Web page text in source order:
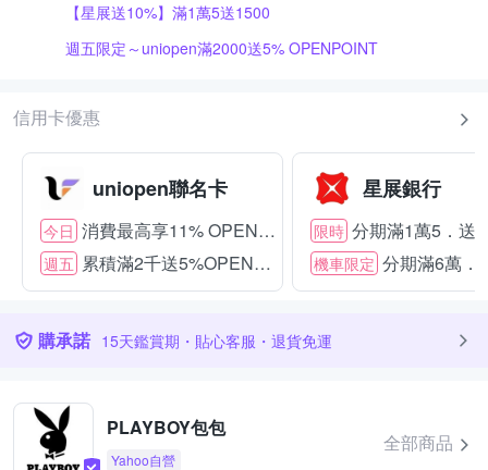
【星展送10%】滿1萬5送1500
週五限定～uniopen滿2000送5% OPENPOINT
信用卡優惠
uniopen聯名卡
今日 消費最高享11% OPENPOINT
週五 累積滿2千送5%OPENPOINT
星展銀行
限時 分期滿1萬5．送
機車限定 分期滿6萬．
購承諾 15天鑑賞期・貼心客服・退貨免運
PLAYBOY包包
Yahoo自營
全部商品